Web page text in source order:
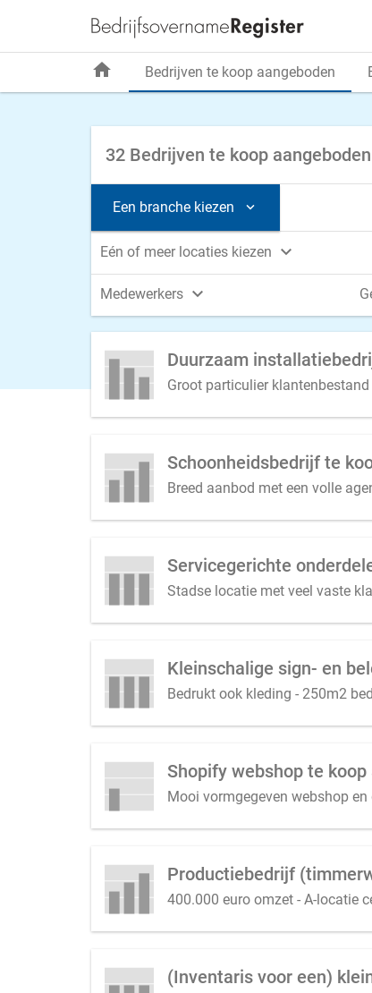
32 Bedrijven te koop aangeboden
Een branche kiezen 
Eén of meer locaties kiezen 
Medewerkers 
Groot particulier
Breed aanbod met een volle
Servicegerichte
Stadse locatie met veel vaste
Kleinschalige sign- en
Bedrukt ook kleding - 250m2
Shopify webshop te
Mooi vormgegeven webshop
400.000 euro omzet - A-locatie
(Inventaris voor een)
home Bedrijven te koop aangeboden